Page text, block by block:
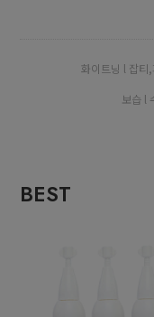
화이트닝 l 잡티
보습 l
BEST